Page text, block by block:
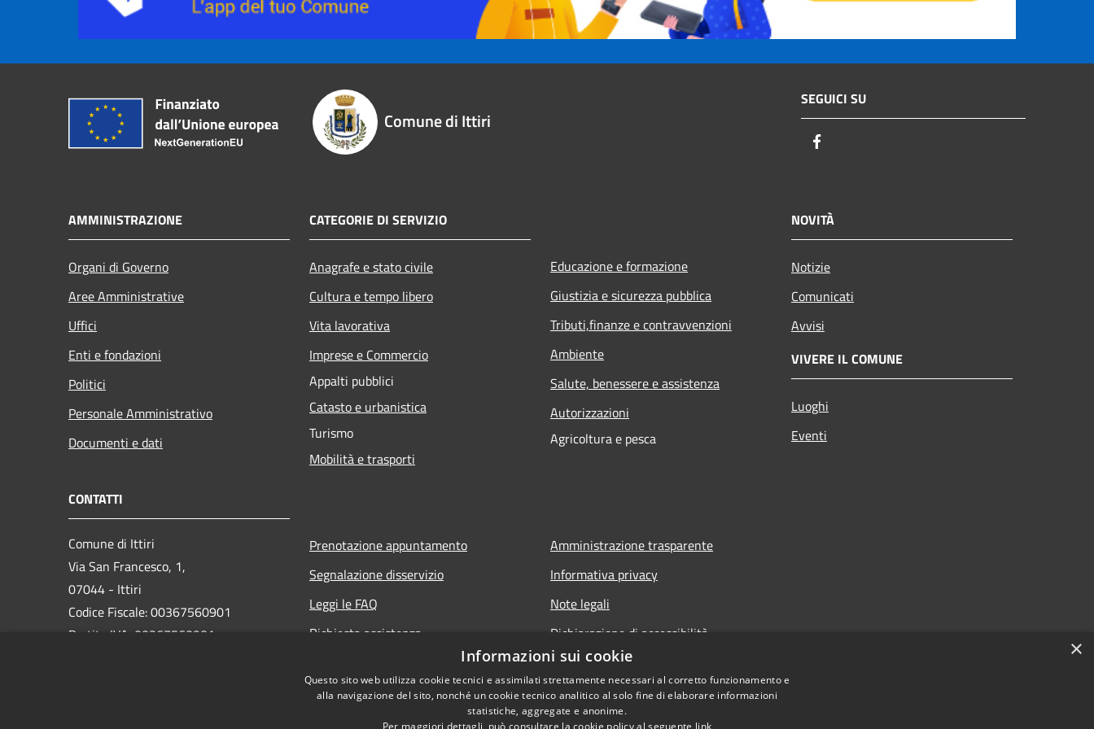
Comune di Ittiri
SEGUICI SU
AMMINISTRAZIONE
Organi di Governo
Aree Amministrative
Uffici
Enti e fondazioni
Politici
Personale Amministrativo
Documenti e dati
CATEGORIE DI SERVIZIO
Anagrafe e stato civile
Cultura e tempo libero
Vita lavorativa
Imprese e Commercio
Appalti pubblici
Catasto e urbanistica
Turismo
Mobilità e trasporti
Educazione e formazione
Giustizia e sicurezza pubblica
Tributi,finanze e contravvenzioni
Ambiente
Salute, benessere e assistenza
Autorizzazioni
Agricoltura e pesca
NOVITÀ
Notizie
Comunicati
Avvisi
VIVERE IL COMUNE
Luoghi
Eventi
CONTATTI
Comune di Ittiri
Via San Francesco, 1,
07044 - Ittiri
Codice Fiscale: 00367560901
Partita IVA: 00367560901
Prenotazione appuntamento
Segnalazione disservizio
Leggi le FAQ
Richiesta assistenza
Amministrazione trasparente
Informativa privacy
Note legali
Dichiarazione di accessibilità
Obiettivi di accessibilità
Storico Deliberazioni
×
Informazioni sui cookie
Questo sito web utilizza cookie tecnici e assimilati strettamente necessari al corretto funzionamento e
alla navigazione del sito, nonché un cookie tecnico analitico al solo fine di elaborare informazioni
statistiche, aggregate e anonime.
Per maggiori dettagli, può consultare la cookie policy al seguente link